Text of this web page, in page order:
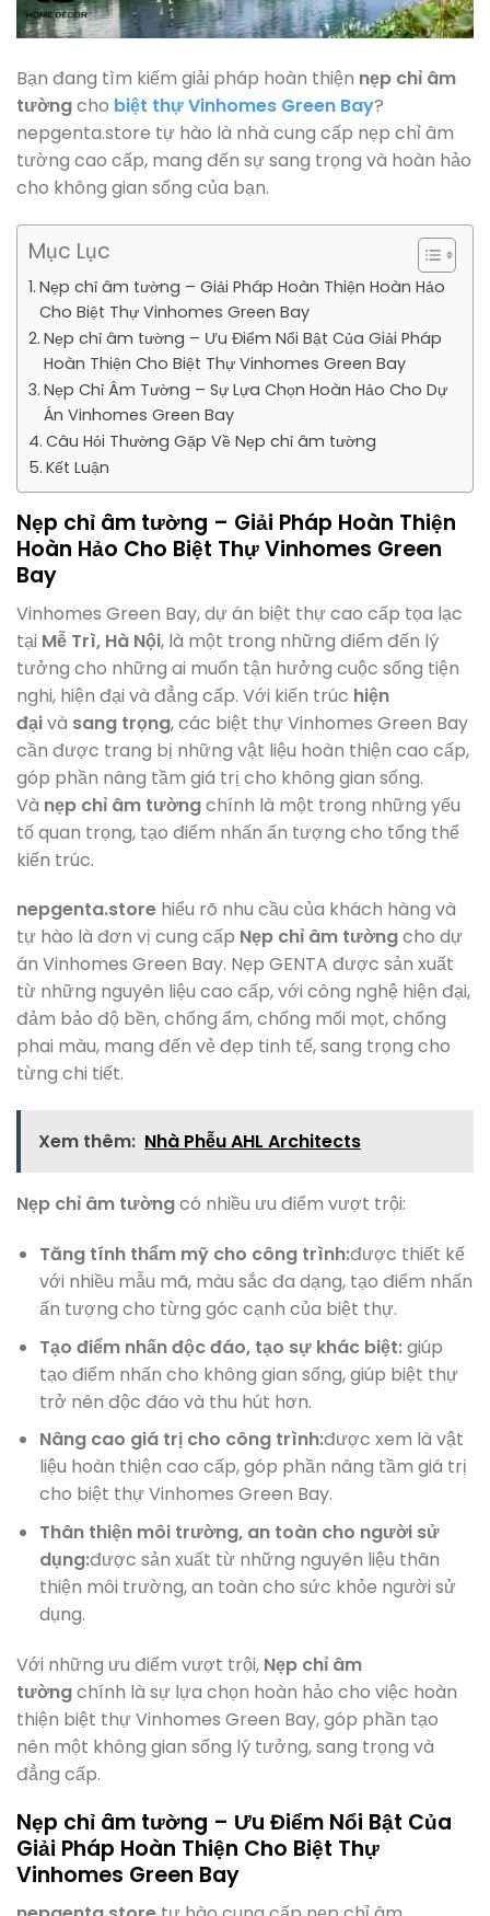
Bạn đang tìm kiếm giải pháp hoàn thiện nẹp chỉ âm
tườngcho biệt thự Vinhomes Green Bay?
nepgenta.store tự hào là nhà cung cấp nẹp chỉ âm
tường cao cấp, mang đến sự sang trọng và hoàn hảo
cho không gian sống của bạn.
Mục Lục
Nẹp chỉ âm tường – Giải Pháp Hoàn Thiện Hoàn Hảo
Cho Biệt Thự Vinhomes Green Bay
Nẹp chỉ âm tường – Ưu Điểm Nổi Bật Của Giải Pháp
Hoàn Thiện Cho Biệt Thự Vinhomes Green Bay
Nẹp Chỉ Âm Tường – Sự Lựa Chọn Hoàn Hảo Cho Dự
Án Vinhomes Green Bay
Câu Hỏi Thường Gặp Về Nẹp chỉ âm tường
Kết Luận
Nẹp chỉ âm tường – Giải Pháp Hoàn Thiện
Hoàn Hảo Cho Biệt Thự Vinhomes Green
Bay
Vinhomes Green Bay, dự án biệt thự cao cấp tọa lạc
tại Mễ Trì, Hà Nội, là một trong những điểm đến lý
tưởng cho những ai muốn tận hưởng cuộc sống tiện
nghi, hiện đại và đẳng cấp. Với kiến trúc hiện
đạivà sang trọng, các biệt thự Vinhomes Green Bay
cần được trang bị những vật liệu hoàn thiện cao cấp,
góp phần nâng tầm giá trị cho không gian sống.
Và nẹp chỉ âm tườngchính là một trong những yếu
tố quan trọng, tạo điểm nhấn ấn tượng cho tổng thể
kiến trúc.
nepgenta.store hiểu rõ nhu cầu của khách hàng và
tự hào là đơn vị cung cấp Nẹp chỉ âm tườngcho dự
án Vinhomes Green Bay. Nẹp GENTA được sản xuất
từ những nguyên liệu cao cấp, với công nghệ hiện đại,
đảm bảo độ bền, chống ẩm, chống mối mọt, chống
phai màu, mang đến vẻ đẹp tinh tế, sang trọng cho
từng chi tiết.
Xem thêm: Nhà Phễu AHL Architects
Nẹp chỉ âm tườngcó nhiều ưu điểm vượt trội:
Tăng tính thẩm mỹ cho công trình:được thiết kế
với nhiều mẫu mã, màu sắc đa dạng, tạo điểm nhấn
ấn tượng cho từng góc cạnh của biệt thự.
Tạo điểm nhấn độc đáo, tạo sự khác biệt:giúp
tạo điểm nhấn cho không gian sống, giúp biệt thự
trở nên độc đáo và thu hút hơn.
Nâng cao giá trị cho công trình:được xem là vật
liệu hoàn thiện cao cấp, góp phần nâng tầm giá trị
cho biệt thự Vinhomes Green Bay.
Thân thiện môi trường, an toàn cho người sử
dụng:được sản xuất từ những nguyên liệu thân
thiện môi trường, an toàn cho sức khỏe người sử
dụng.
Với những ưu điểm vượt trội, Nẹp chỉ âm
tườngchính là sự lựa chọn hoàn hảo cho việc hoàn
thiện biệt thự Vinhomes Green Bay, góp phần tạo
nên một không gian sống lý tưởng, sang trọng và
đẳng cấp.
Nẹp chỉ âm tường – Ưu Điểm Nổi Bật Của
Giải Pháp Hoàn Thiện Cho Biệt Thự
Vinhomes Green Bay